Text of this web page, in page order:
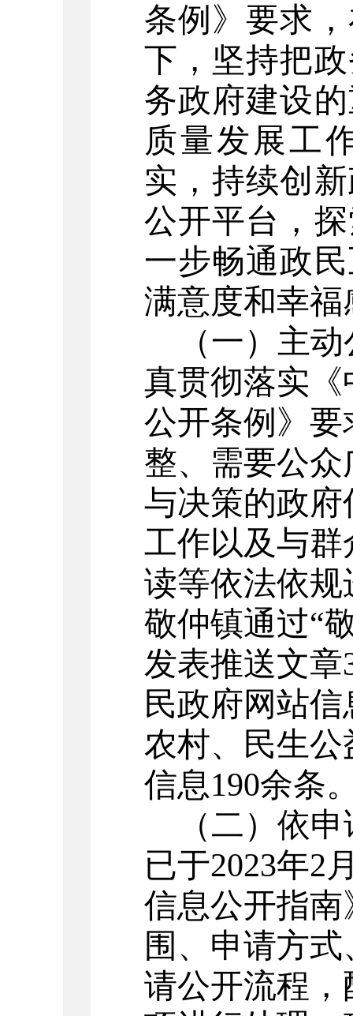
条例》要求 ，
下，坚持把
务政府建设
质量发展工
实，持续创
公开平台，
一步畅通政
满意度和幸福
（一） 主动
真贯彻落实
公开条例》
整、需要公
与决策的政
工作以及与
读等依法依
敬仲镇通过“
发表推送文章
民政府网站
农村、民生
信息190余条
（二）依申
已于2023年2
信息公开指
围、申请方
请公开流程